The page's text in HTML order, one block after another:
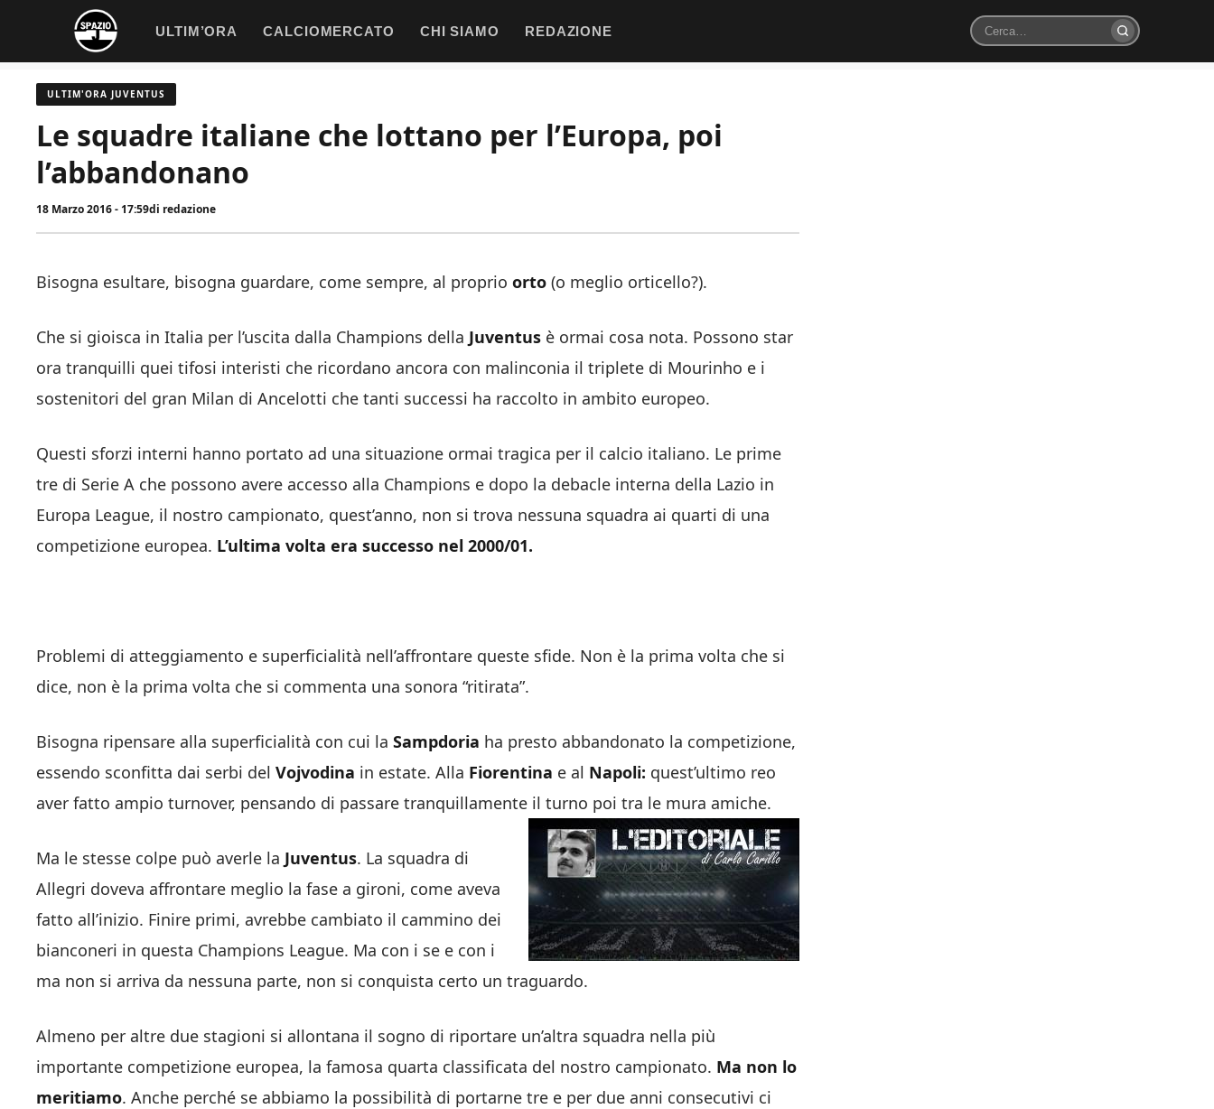
contenuto
ULTIM’ORA CALCIOMERCATO CHI SIAMO REDAZIONE
Cerca
ULTIM'ORA JUVENTUS
Le squadre italiane che lottano per l’Europa, poi
l’abbandonano
18 Marzo 2016 - 17:59di redazione
Bisogna esultare, bisogna guardare, come sempre, al proprio orto (o meglio orticello?).
Che si gioisca in Italia per l’uscita dalla Champions della Juventus è ormai cosa nota. Possono star
ora tranquilli quei tifosi interisti che ricordano ancora con malinconia il triplete di Mourinho e i
sostenitori del gran Milan di Ancelotti che tanti successi ha raccolto in ambito europeo.
Questi sforzi interni hanno portato ad una situazione ormai tragica per il calcio italiano. Le prime
tre di Serie A che possono avere accesso alla Champions e dopo la debacle interna della Lazio in
Europa League, il nostro campionato, quest’anno, non si trova nessuna squadra ai quarti di una
competizione europea. L’ultima volta era successo nel 2000/01.
Problemi di atteggiamento e superficialità nell’affrontare queste sfide. Non è la prima volta che si
dice, non è la prima volta che si commenta una sonora “ritirata”.
Bisogna ripensare alla superficialità con cui la Sampdoria ha presto abbandonato la competizione,
essendo sconfitta dai serbi del Vojvodina in estate. Alla Fiorentina e al Napoli: quest’ultimo reo
aver fatto ampio turnover, pensando di passare tranquillamente il turno poi tra le mura amiche.
Ma le stesse colpe può averle la Juventus. La squadra di
Allegri doveva affrontare meglio la fase a gironi, come aveva
fatto all’inizio. Finire primi, avrebbe cambiato il cammino dei
bianconeri in questa Champions League. Ma con i se e con i
ma non si arriva da nessuna parte, non si conquista certo un traguardo.
Almeno per altre due stagioni si allontana il sogno di riportare un’altra squadra nella più
importante competizione europea, la famosa quarta classificata del nostro campionato. Ma non lo
meritiamo. Anche perché se abbiamo la possibilità di portarne tre e per due anni consecutivi ci